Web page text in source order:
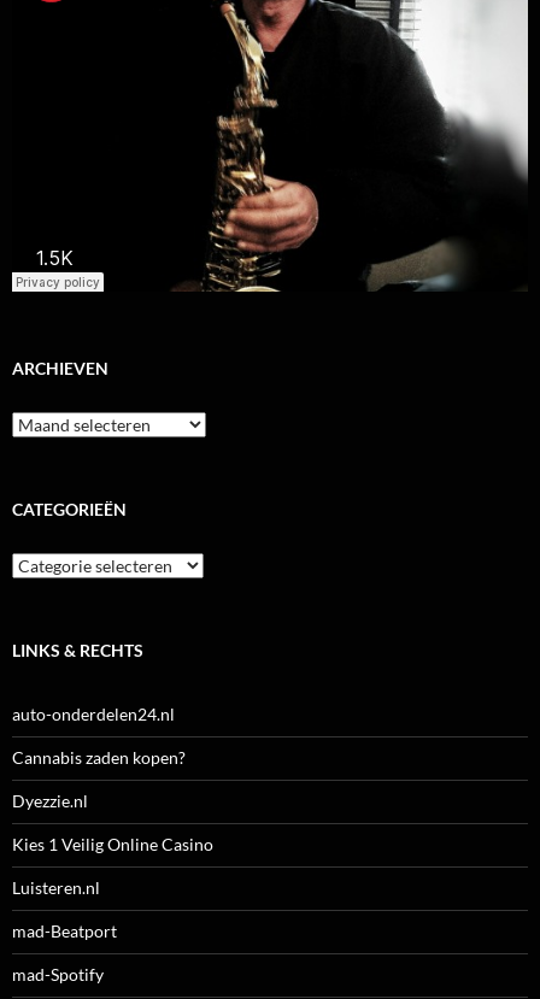
ARCHIEVEN
Archieven
CATEGORIEËN
Categorieën
LINKS & RECHTS
auto-onderdelen24.nl
Cannabis zaden kopen?
Dyezzie.nl
Kies 1 Veilig Online Casino
Luisteren.nl
mad-Beatport
mad-Spotify